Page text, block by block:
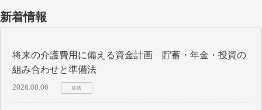
新着情報
将来の介護費用に備える資金計画 貯蓄・年金・投資の
組み合わせと準備法
2026.08.06 終活